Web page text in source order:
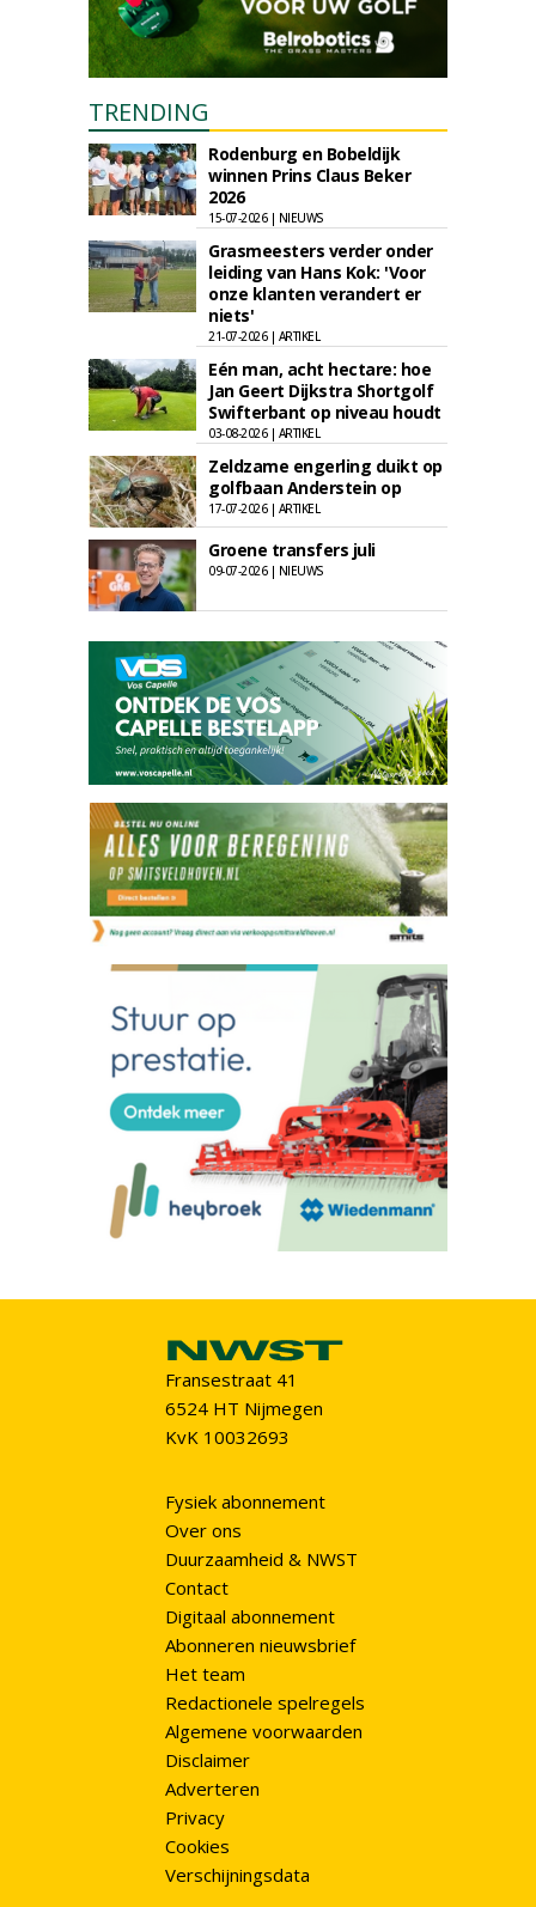
TRENDING
Rodenburg en Bobeldijk
winnen Prins Claus Beker
2026
15-07-2026 | NIEUWS
Grasmeesters verder onder
leiding van Hans Kok: 'Voor
onze klanten verandert er
niets'
21-07-2026 | ARTIKEL
Eén man, acht hectare: hoe
Jan Geert Dijkstra Shortgolf
Swifterbant op niveau houdt
03-08-2026 | ARTIKEL
Zeldzame engerling duikt op
golfbaan Anderstein op
17-07-2026 | ARTIKEL
Groene transfers juli
09-07-2026 | NIEUWS
Fransestraat 41
6524 HT Nijmegen
KvK 10032693
Fysiek abonnement
Over ons
Duurzaamheid & NWST
Contact
Digitaal abonnement
Abonneren nieuwsbrief
Het team
Redactionele spelregels
Algemene voorwaarden
Disclaimer
Adverteren
Privacy
Cookies
Verschijningsdata